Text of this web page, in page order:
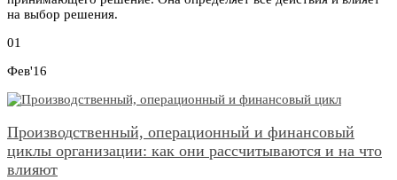
на выбор решения.
01
Фев'16
Производственный, операционный и финансовый
циклы организации: как они рассчитываются и на что
влияют